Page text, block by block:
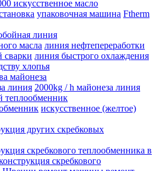
искусственное масло
упаковочная машина Ftherm
линия
масла линия нефтепереработки
сварки линия быстрого охлаждения
хлопья
майонеза
линия 2000kg / h майонеза линия
теплообменник
искусственное (желтое)
других скребковых
скребкового теплообменника в
скребкового